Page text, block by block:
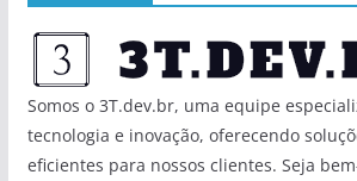
Somos o 3T.dev.br, uma equipe
tecnologia e inovação, oferecendo
eficientes para nossos clientes. Seja